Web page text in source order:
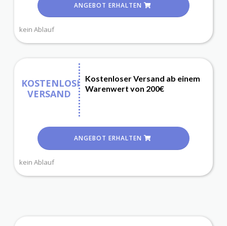
ANGEBOT ERHALTEN
kein Ablauf
KOSTENLOSER
VERSAND
Kostenloser Versand ab einem
Warenwert von 200€
ANGEBOT ERHALTEN
kein Ablauf